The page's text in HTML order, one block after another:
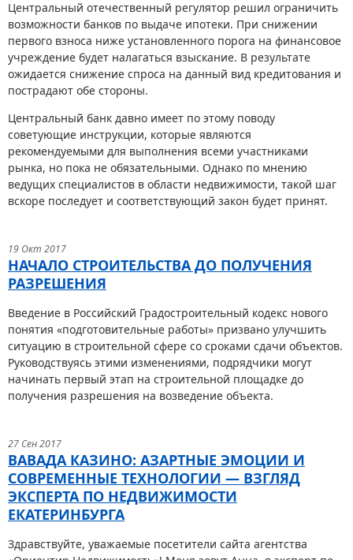
Центральный отечественный регулятор решил ограничить
возможности банков по выдаче ипотеки. При снижении
первого взноса ниже установленного порога на финансовое
учреждение будет налагаться взыскание. В результате
ожидается снижение спроса на данный вид кредитования и
пострадают обе стороны.
Центральный банк давно имеет по этому поводу
советующие инструкции, которые являются
рекомендуемыми для выполнения всеми участниками
рынка, но пока не обязательными. Однако по мнению
ведущих специалистов в области недвижимости, такой шаг
вскоре последует и соответствующий закон будет принят.
19 Окт 2017
НАЧАЛО СТРОИТЕЛЬСТВА ДО ПОЛУЧЕНИЯ
РАЗРЕШЕНИЯ
Введение в Российский Градостроительный кодекс нового
понятия «подготовительные работы» призвано улучшить
ситуацию в строительной сфере со сроками сдачи объектов.
Руководствуясь этими изменениями, подрядчики могут
начинать первый этап на строительной площадке до
получения разрешения на возведение объекта.
27 Сен 2017
ВАВАДА КАЗИНО: АЗАРТНЫЕ ЭМОЦИИ И
СОВРЕМЕННЫЕ ТЕХНОЛОГИИ — ВЗГЛЯД
ЭКСПЕРТА ПО НЕДВИЖИМОСТИ
ЕКАТЕРИНБУРГА
Здравствуйте, уважаемые посетители сайта агентства